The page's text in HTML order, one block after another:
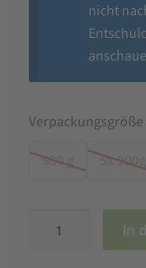
nicht
900 g
5x 900g
Young
In